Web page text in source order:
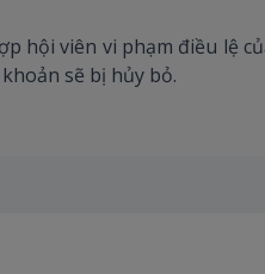
hội viên vi phạm điều lệ
sẽ bị hủy bỏ.